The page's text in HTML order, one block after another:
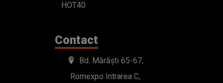
HOT40
Contact
Bd. Mărăști 65-67,
Romexpo Intrarea C,